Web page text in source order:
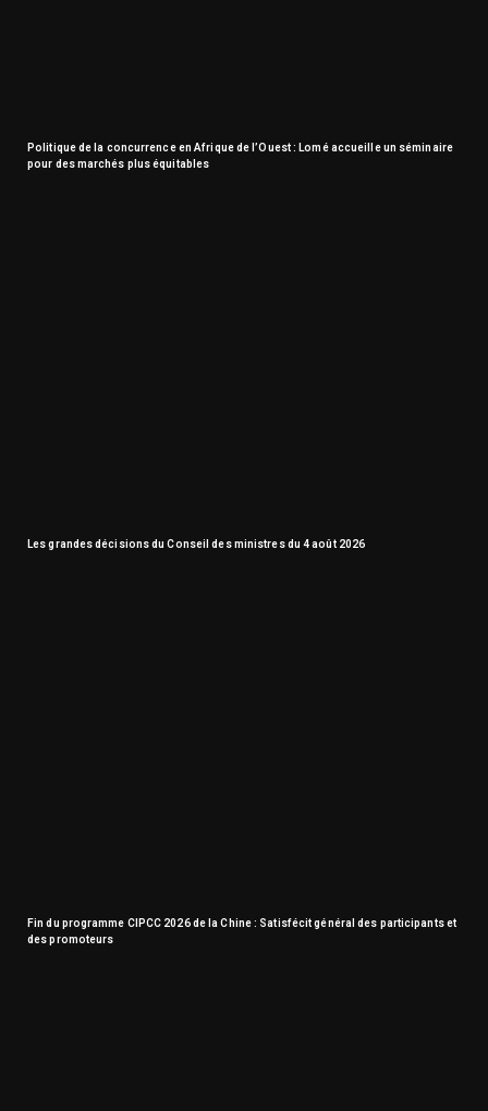
Politique de la concurrence en Afrique de l’Ouest : Lomé accueille un séminaire
pour des marchés plus équitables
Les grandes décisions du Conseil des ministres du 4 août 2026
Fin du programme CIPCC 2026 de la Chine : Satisfécit général des participants et
des promoteurs